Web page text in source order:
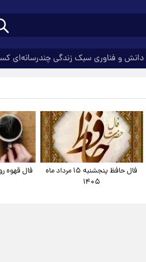
دانش و فناوری سبک زندگیچندرسانه‌ای
فال حافظ پنجشنبه ۱۵ مرداد ماه
۱۴۰۵